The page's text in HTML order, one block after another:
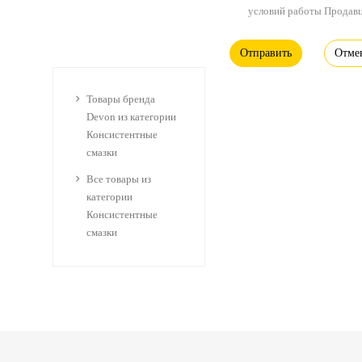
условий работы
Товары бренда
Devon из категории
Консистентные
смазки
Все товары из
категории
Консистентные
смазки